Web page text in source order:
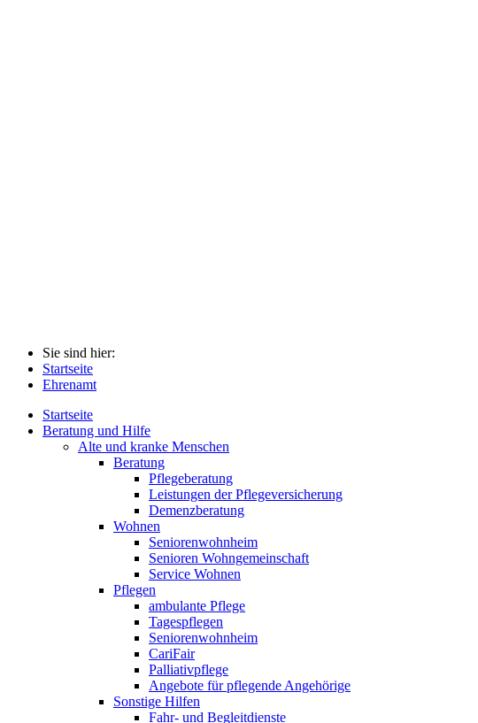
Sie sind hier:
Startseite
Ehrenamt
Startseite
Beratung und Hilfe
Alte und kranke Menschen
Beratung
Pflegeberatung
Leistungen der Pflegeversicherung
Demenzberatung
Wohnen
Seniorenwohnheim
Senioren Wohngemeinschaft
Service Wohnen
Pflegen
ambulante Pflege
Tagespflegen
Seniorenwohnheim
CariFair
Palliativpflege
Angebote für pflegende Angehörige
Sonstige Hilfen
Fahr- und Begleitdienste